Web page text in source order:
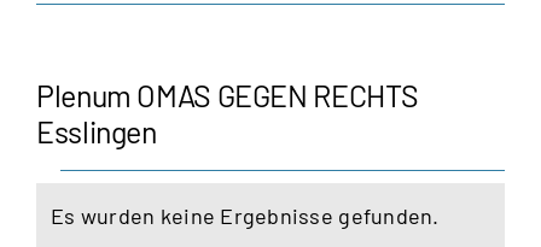
Plenum OMAS GEGEN RECHTS
Esslingen
Veranstaltungen
Hinweis
Es wurden keine Ergebnisse gefunden.